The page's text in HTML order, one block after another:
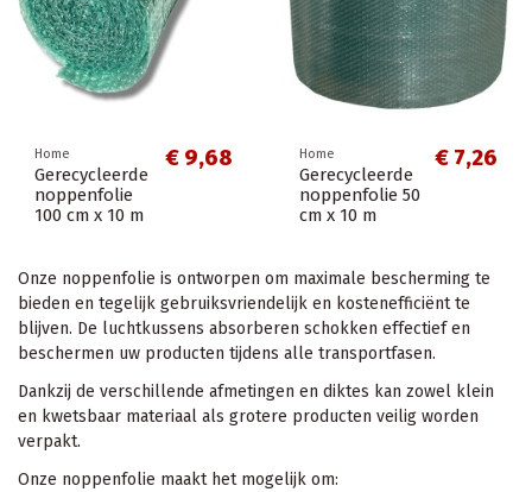
Home
Gerecycleerde
noppenfolie
100 cm x 10 m
€ 9,68 Home
Gerecycleerde
noppenfolie 50
cm x 10 m
€ 7,26
Onze noppenfolie is ontworpen om maximale bescherming te
bieden en tegelijk gebruiksvriendelijk en kostenefficiënt te
blijven. De luchtkussens absorberen schokken effectief en
beschermen uw producten tijdens alle transportfasen.
Dankzij de verschillende afmetingen en diktes kan zowel klein
en kwetsbaar materiaal als grotere producten veilig worden
verpakt.
Onze noppenfolie maakt het mogelijk om: